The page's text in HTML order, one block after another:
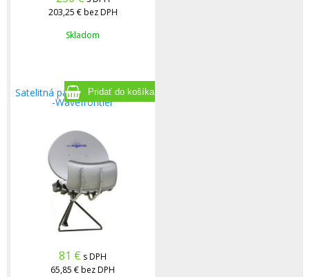
203,25 € bez DPH
Skladom
Satelitná parabola Toroidal 55
-Wavefrontier
81 € s DPH
65,85 €bez DPH